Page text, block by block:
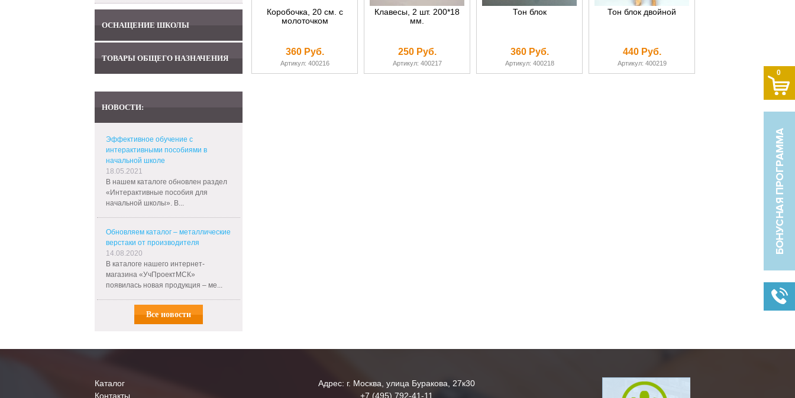
ОСНАЩЕНИЕ ШКОЛЫ
ТОВАРЫ ОБЩЕГО НАЗНАЧЕНИЯ
НОВОСТИ:
Эффективное обучение с
интерактивными пособиями в
начальной школе
18.05.2021
В нашем каталоге обновлен раздел
«Интерактивные пособия для
начальной школы». В...
Обновляем каталог – металлические
верстаки от производителя
14.08.2020
В каталоге нашего интернет-
магазина «УчПроектМСК»
появилась новая продукция – ме...
Все новости
Коробочка, 20 см. с
молоточком
360 Руб.
Артикул: 400216
Клавесы, 2 шт. 200*18
мм.
250 Руб.
Артикул: 400217
Тон блок
360 Руб.
Артикул: 400218
Тон блок двойной
440 Руб.
Артикул: 400219
Каталог
Контакты
Адрес: г. Москва, улица Буракова, 27к30
+7 (495) 792-41-11
0